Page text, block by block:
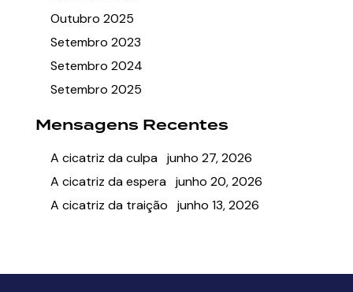
Outubro 2025
Setembro 2023
Setembro 2024
Setembro 2025
Mensagens Recentes
A cicatriz da culpa junho 27, 2026
A cicatriz da espera junho 20, 2026
A cicatriz da traição
junho 13, 2026